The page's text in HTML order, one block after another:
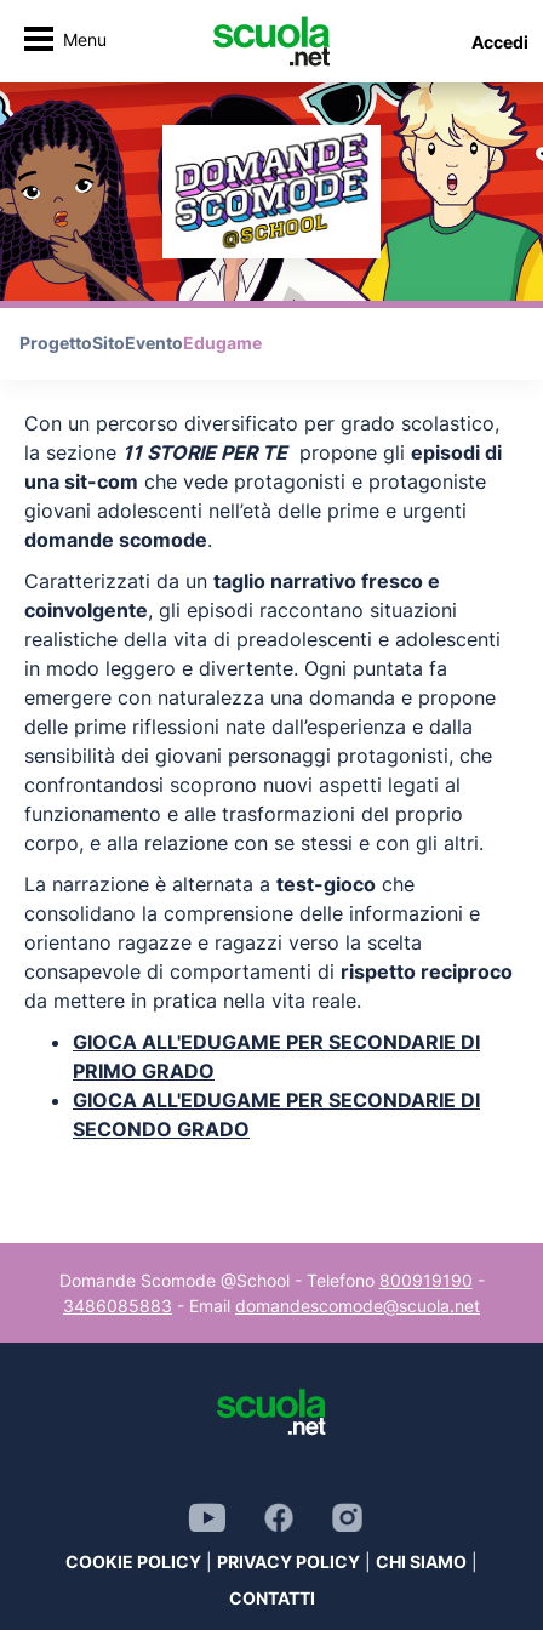
Menu Accedi
ProgettoSitoEventoEdugame
Con un percorso diversificato per grado scolastico,
la sezione 11 STORIE PER TEpropone gli episodi di
una sit-com che vede protagonisti e protagoniste
giovani adolescenti nell’età delle prime e urgenti
domande scomode.
Caratterizzati da un taglio narrativo fresco e
coinvolgente, gli episodi raccontano situazioni
realistiche della vita di preadolescenti e adolescenti
in modo leggero e divertente. Ogni puntata fa
emergere con naturalezza una domanda e propone
delle prime riflessioni nate dall’esperienza e dalla
sensibilità dei giovani personaggi protagonisti, che
confrontandosi scoprono nuovi aspetti legati al
funzionamento e alle trasformazioni del proprio
corpo, e alla relazione con se stessi e con gli altri.
La narrazione è alternata a test-gioco che
consolidano la comprensione delle informazioni e
orientano ragazze e ragazzi verso la scelta
consapevole di comportamenti di rispetto reciproco
da mettere in pratica nella vita reale.
GIOCA ALL'EDUGAME PER SECONDARIE DI
PRIMO GRADO
GIOCA ALL'EDUGAME PER SECONDARIE DI
SECONDO GRADO
Domande Scomode @School - Telefono 800919190 -
3486085883 - Email domandescomode@scuola.net
COOKIE POLICY PRIVACY POLICY CHI SIAMO
CONTATTI